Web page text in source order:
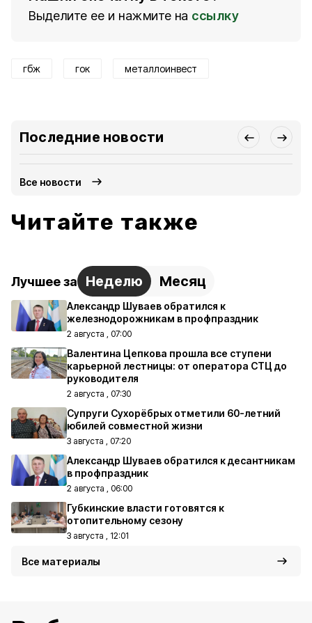
Выделите ее и нажмите на ссылку
гбж гок металлоинвест
Последние новости
Все новости
Читайте также
Лучшее за Неделю Месяц
Александр Шуваев обратился к
железнодорожникам в профпраздник
2 августа , 07:00
Валентина Цепкова прошла все ступени
карьерной лестницы: от оператора СТЦ до
руководителя
2 августа , 07:30
Супруги Сухорёбрых отметили 60-летний
юбилей совместной жизни
3 августа , 07:20
Александр Шуваев обратился к десантникам
в профпраздник
2 августа , 06:00
Губкинские власти готовятся к
отопительному сезону
3 августа , 12:01
Все материалы